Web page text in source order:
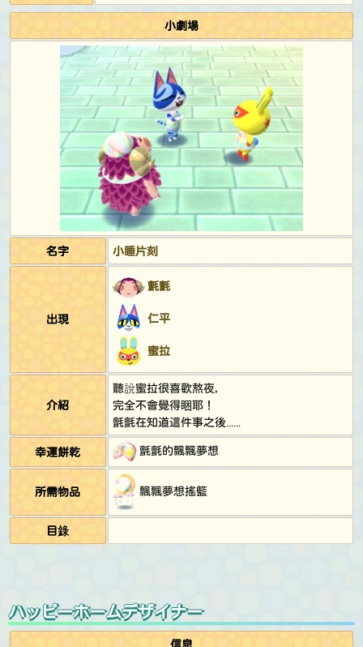
小劇場
名字 小睡片刻
出現
氈氈
仁平
蜜拉
介紹
聽說蜜拉很喜歡熬夜，
完全不會覺得睏耶！
氈氈在知道這件事之後……
幸運餅乾
氈氈的飄飄夢想
所需物品 飄飄夢想搖籃
目錄
ハッピーホームデザイナー